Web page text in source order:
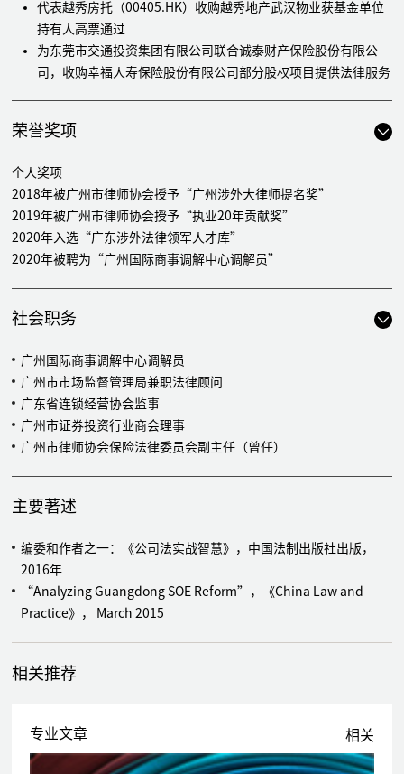
代表越秀房托（00405.HK）收购越秀地产武汉物业获基金单位
持有人高票通过
为东莞市交通投资集团有限公司联合诚泰财产保险股份有限公
司，收购幸福人寿保险股份有限公司部分股权项目提供法律服务
代表乔治阿玛尼（上海）商贸有限公司并购赫美集团
为中远海特（600428.SH）2015年度非公开发行A股股票项目提
供法律服务
代表美国华平基金：（1）对某大型物流公司进行尽职调查；
（2）应对与某地产集团的可转债纠纷；（3）应对某石油化工
企业的债务重组
代表越秀房托（00405.HK）收购广州国际金融中心（西塔）
为中远海特（600428.SH）的全资子公司与法国道达尔集团下属
子公司及广州开发区商业发展集团有限公司的并购重组交易项目
提供法律服务
为太古股份有限公司（00019.HK）对境内某化工股份有限公司
的股权并购项目提供法律服务
为OMNI LOGISTICS, LLC 及 EVE PARTNERS, LLC 收购中国境内
某物流集团项目提供专项法律服务
代表恒基地产（00012.HK）委托的收购广州和深圳的“三旧"改
代表广州开发区人才工作集团的下属子公司广州开发区才汇创业
服务有限公司收购广州赛隆增材制造有限责任公司新增股权项目
提供法律服务
代表保利集团投资顾问有限公司收购成都项目提供法律服务
为伟创力国际（FLEX.NASDAQ）的收购项目提供法律服务
作为泰普生物科学（中国）有限公司境外控股股东的中国法律顾
问，为其拟在韩国交易所上市项目提供法律服务
荣誉奖项
个人奖项
2018年被广州市律师协会授予“广州涉外大律师提名奖”
2019年被广州市律师协会授予“执业20年贡献奖”
2020年入选“广东涉外法律领军人才库”
2020年被聘为“广州国际商事调解中心调解员”
社会职务
广州国际商事调解中心调解员
广州市市场监督管理局兼职法律顾问
广东省连锁经营协会监事
广州市证券投资行业商会理事
广州市律师协会保险法律委员会副主任（曾任）
主要著述
编委和作者之一：《公司法实战智慧》，中国法制出版社出版，
2016年
“Analyzing Guangdong SOE Reform”，《China Law and
Practice》， March 2015
相关推荐
专业文章 相关